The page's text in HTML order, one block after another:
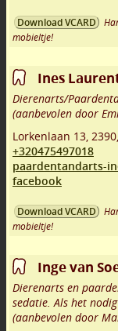
Download VCARD
mobieltje!
Ines
Dierenarts/
(aanbevolen door
Lorkenlaan 13 2390
+320475497018
paardentandarts-
facebook
Download VCARD
mobieltje!
Inge van
Dierenarts en
sedatie. Als het
(aanbevolen door